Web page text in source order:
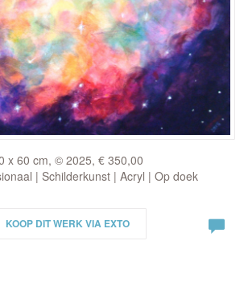
x 60 cm, © 2025, € 350,00
| Schilderkunst | Acryl | Op doek
KOOP DIT WERK VIA EXTO